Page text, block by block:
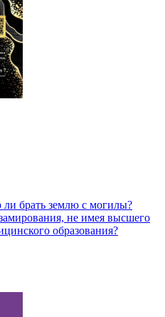
брать землю с могилы?
не имея высшего
образования?